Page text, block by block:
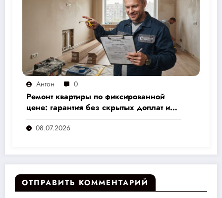
Антон 0
Ремонт квартиры по фиксированной
цене: гарантия без скрытых доплат и
переплат
08.07.2026
ОТПРАВИТЬ КОММЕНТАРИЙ